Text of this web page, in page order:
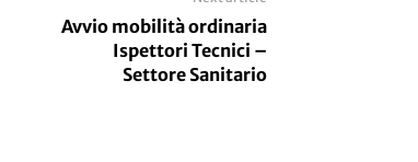
Avvio mobilità ordinaria
Ispettori Tecnici –
Settore Sanitario